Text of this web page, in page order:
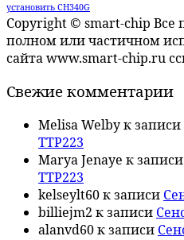
установить CH340G
Copyright © smart-chip
полном или частичном
сайта www.smart-chip.ru
Свежие комментарии
Melisa Welbyк записи
TTP223
Marya Jenaye к записи
TTP223
kelseylt60к записи
billiejm2 к записи
alanvd60к записи